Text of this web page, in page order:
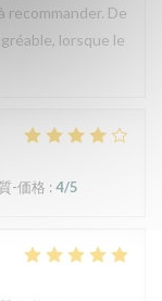
recommander. De
lorsque le
-価格 : 4/5